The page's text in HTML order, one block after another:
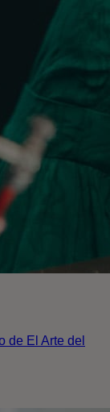
de El Arte del